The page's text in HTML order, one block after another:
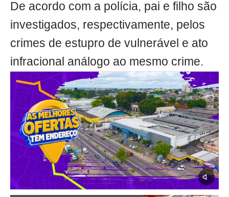
De acordo com a polícia, pai e filho são
investigados, respectivamente, pelos
crimes de estupro de vulnerável e ato
infracional análogo ao mesmo crime.